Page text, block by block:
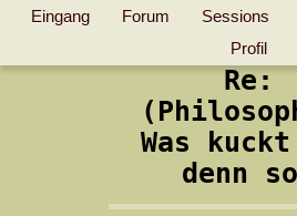
Eingang Forum Sessions
Profil
Re:
Was
denn